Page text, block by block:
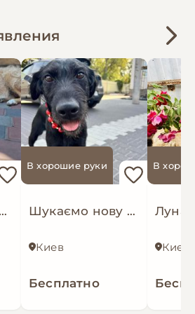
Луна шукає родину
В хорошие руки
Шукаємо нову родину покинутим собачкам
Киев
Бесплатно
В
Киев